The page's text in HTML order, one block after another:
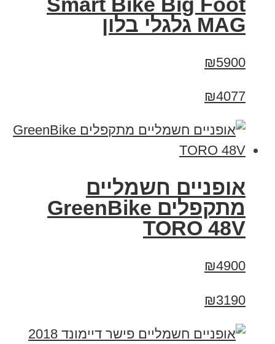
MAG גלגלי בלון
₪5900
₪4077
אופניים חשמליים
מתקפלים GreenBike
TORO 48V
₪4900
₪3190